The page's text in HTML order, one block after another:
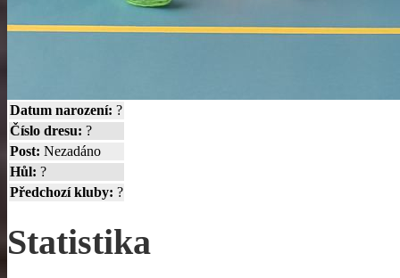
Datum narození: ?
Číslo dresu: ?
Post: Nezadáno
Hůl: ?
Předchozí kluby: ?
Statistika